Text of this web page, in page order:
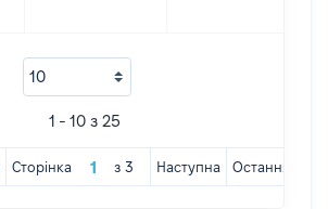
1 - 10 з 25
Сторінка з 3 Наступна Остання